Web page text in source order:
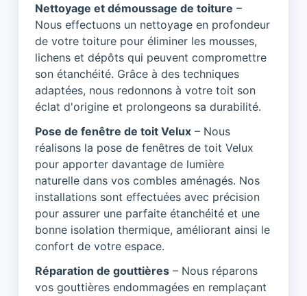
Nettoyage et démoussage de toiture –
Nous effectuons un nettoyage en profondeur
de votre toiture pour éliminer les mousses,
lichens et dépôts qui peuvent compromettre
son étanchéité. Grâce à des techniques
adaptées, nous redonnons à votre toit son
éclat d'origine et prolongeons sa durabilité.
Pose de fenêtre de toit Velux – Nous
réalisons la pose de fenêtres de toit Velux
pour apporter davantage de lumière
naturelle dans vos combles aménagés. Nos
installations sont effectuées avec précision
pour assurer une parfaite étanchéité et une
bonne isolation thermique, améliorant ainsi le
confort de votre espace.
Réparation de gouttières – Nous réparons
vos gouttières endommagées en remplaçant